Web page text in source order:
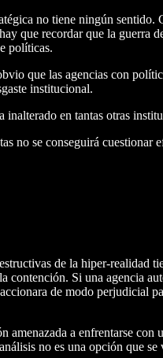
no tiene ningún
que recordar que la
políticas.
que las agencias con
institucional.
en tantas otras
no se conseguirá
de la hiper-realidad
contención. Si una agencia
de modo perjudicial
a enfrentarse
no es una opción que se